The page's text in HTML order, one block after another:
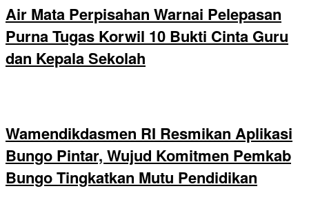
Air Mata Perpisahan Warnai Pelepasan
Purna Tugas Korwil 10 Bukti Cinta Guru
dan Kepala Sekolah
Wamendikdasmen RI Resmikan Aplikasi
Bungo Pintar, Wujud Komitmen Pemkab
Bungo Tingkatkan Mutu Pendidikan